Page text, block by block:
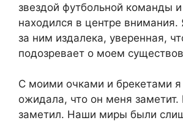
звездой футбольной команды и
находился в центре
за ним издалека, уверенная,
подозревает о моем
С моими очками и брекетами я
ожидала, что он меня заметит.
заметил. Наши миры были